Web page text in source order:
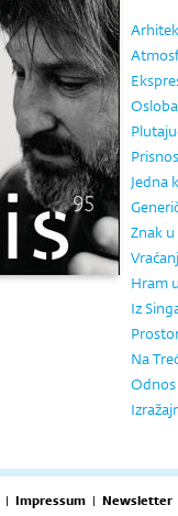
Jedna
Znak
Hram
Iz
Na
Odnos
| Impressum | Newsletter